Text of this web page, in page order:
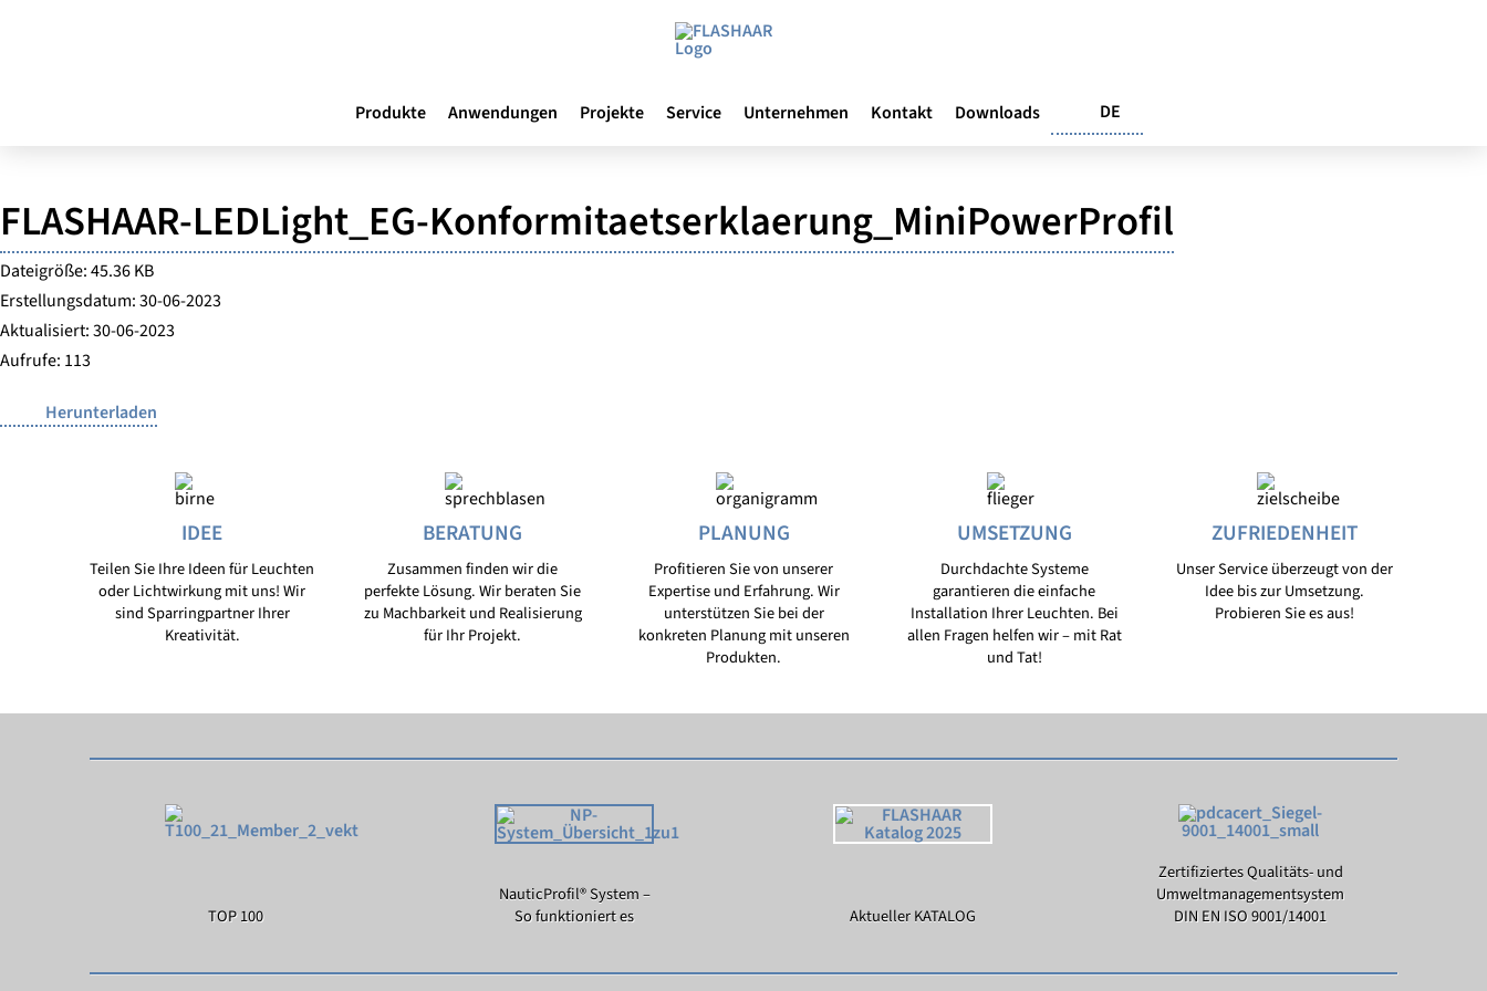
Produkte Anwendungen Projekte Service Unternehmen Kontakt Downloads DE
FLASHAAR-LEDLight_EG-Konformitaetserklaerung_MiniPowerProfil
Dateigröße: 45.36 KB
Erstellungsdatum: 30-06-2023
Aktualisiert: 30-06-2023
Aufrufe: 113
Herunterladen
IDEE
Teilen Sie Ihre Ideen für Leuchten
oder Lichtwirkung mit uns! Wir
sind Sparringpartner Ihrer
Kreativität.
BERATUNG
Zusammen finden wir die
perfekte Lösung. Wir beraten Sie
zu Machbarkeit und Realisierung
für Ihr Projekt.
PLANUNG
Profitieren Sie von unserer
Expertise und Erfahrung. Wir
unterstützen Sie bei der
konkreten Planung mit unseren
Produkten.
UMSETZUNG
Durchdachte Systeme
garantieren die einfache
Installation Ihrer Leuchten. Bei
allen Fragen helfen wir – mit Rat
und Tat!
ZUFRIEDENHEIT
Unser Service überzeugt von der
Idee bis zur Umsetzung.
Probieren Sie es aus!
TOP 100
NauticProfil® System –
So funktioniert es
Aktueller KATALOG
Zertifiziertes Qualitäts- und
Umweltmanagementsystem
DIN EN ISO 9001/14001